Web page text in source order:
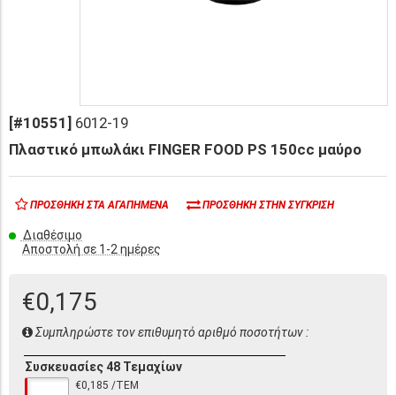
[#10551] 6012-19
Πλαστικό μπωλάκι FINGER FOOD PS 150cc μαύρο
ΠΡΟΣΘΉΚΗ ΣΤΑ ΑΓΑΠΗΜΈΝΑ ΠΡΟΣΘΉΚΗ ΣΤΗΝ ΣΎΓΚΡΙΣΗ
Διαθέσιμο
Αποστολή σε 1-2 ημέρες
€0,175
Συμπληρώστε τον επιθυμητό αριθμό ποσοτήτων :
Συσκευασίες 48 Τεμαχίων
€0,185 /ΤΕΜ